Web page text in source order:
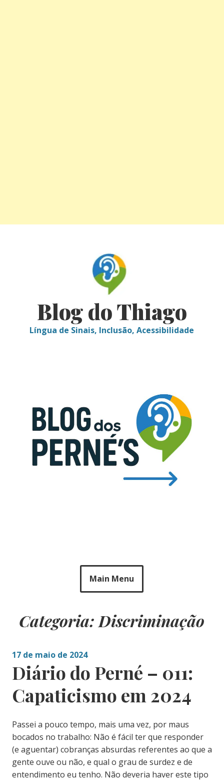
Blog do Thiago
Língua de Sinais, Inclusão, Acessibilidade
Main Menu
Categoria: Discriminação
17 de maio de 2024
Diário do Perné – 011:
Capaticismo em 2024
Passei a pouco tempo, mais uma vez, por maus
bocados no trabalho: Não é fácil ter que responder
(e aguentar) cobranças absurdas referentes ao que a
gente ouve ou não, e qual o grau de surdez e de
entendimento eu tenho. Não deveria haver este tipo